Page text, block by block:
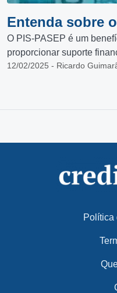
Entenda sobre
O PIS-PASEP é um
proporcionar suporte
12/02/2025 - Ricardo
Política